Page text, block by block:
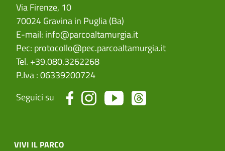
Via Firenze, 10
70024 Gravina in Puglia (Ba)
E-mail: info@parcoaltamurgia.it
Pec: protocollo@pec.parcoaltamurgia.it
Tel. +39.080.3262268
P.Iva : 06339200724
Seguici su
menu top footer
VIVI IL PARCO